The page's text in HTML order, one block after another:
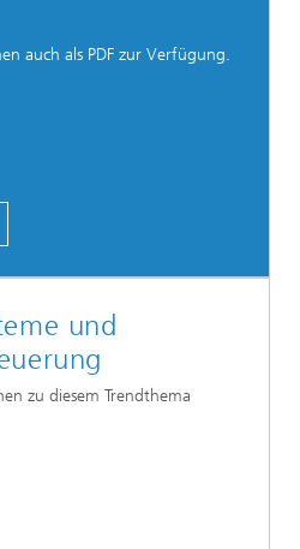
auch als PDF zur Verfügung.
und
zu diesem Trendthema